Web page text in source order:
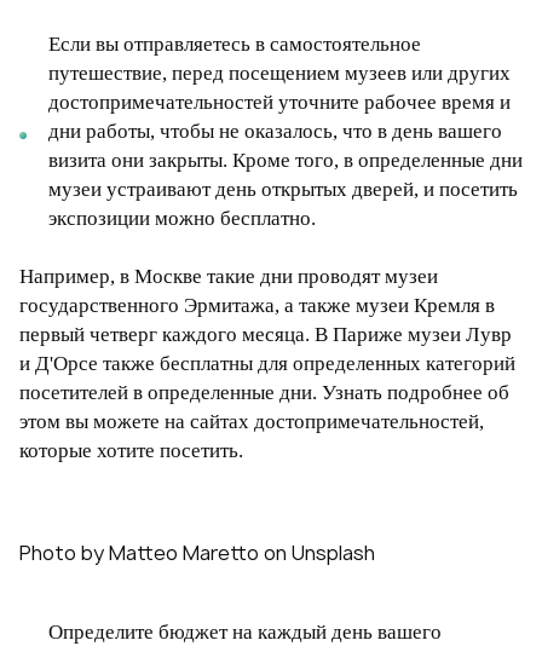
Если вы отправляетесь в самостоятельное
путешествие, перед посещением музеев или других
достопримечательностей уточните рабочее время и
дни работы, чтобы не оказалось, что в день вашего
визита они закрыты. Кроме того, в определенные дни
музеи устраивают день открытых дверей, и посетить
экспозиции можно бесплатно.
Например, в Москве такие дни проводят музеи
государственного Эрмитажа, а также музеи Кремля в
первый четверг каждого месяца. В Париже музеи Лувр
и Д'Орсе также бесплатны для определенных категорий
посетителей в определенные дни. Узнать подробнее об
этом вы можете на сайтах достопримечательностей,
которые хотите посетить.
Photo by Matteo Maretto on Unsplash
Определите бюджет на каждый день вашего